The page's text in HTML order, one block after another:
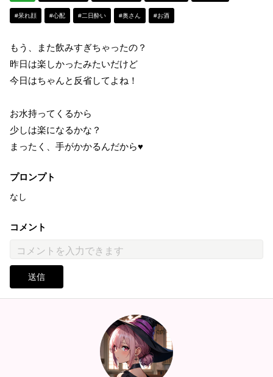
#呆れ顔 #心配 #二日酔い #奥さん #お酒
もう、また飲みすぎちゃったの？
昨日は楽しかったみたいだけど
今日はちゃんと反省してよね！
お水持ってくるから
少しは楽になるかな？
まったく、手がかかるんだから♥
プロンプト
なし
コメント
送信